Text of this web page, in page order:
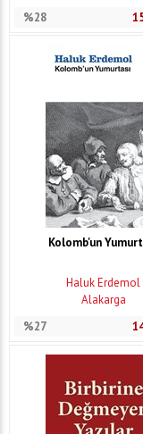
%28
Kolomb'un
Haluk Erdemol
Alakarga
%27